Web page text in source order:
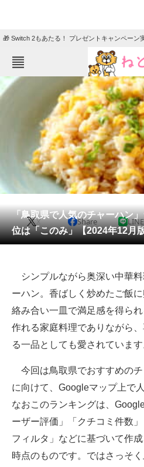
🎁 Switch 2もあたる！ プレゼントキャンペーン
ねとらぼメニュー
ニ
ク
地
住まい 教
動物 リ
会員記事
メディア
ITの今と未来を見通す
スマホと通信の最新トレンド
進化するPCとデバイスの未来
ビジネスと働き方のヒント
企業ITのトレンドを詳説
「鳥取県で人気のチャーハン
位は「このみ」【2024年12月
X Share LINE
シンプルながら奥深い中華
ーハン。香ばしく炒めたご飯
絡み合い一皿で満足感を得ら
作れる家庭料理でありながら
る一品としても愛されています
今回は鳥取県でおすすめのチ
に向けて、Googleマップ上で
なおこのランキングは、
ーザー評価」「クチコミ件数
フィルタ」などに基づいて作
時点のものです。ではさっそ